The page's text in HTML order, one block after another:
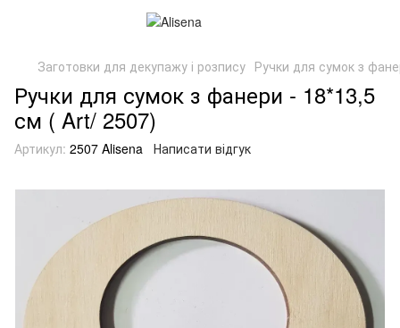
Заготовки для декупажу і розпису Ручки для сумок з
Ручки для сумок з фанери - 18*13,5
см ( Art/ 2507)
Артикул: 2507 Alisena Написати відгук